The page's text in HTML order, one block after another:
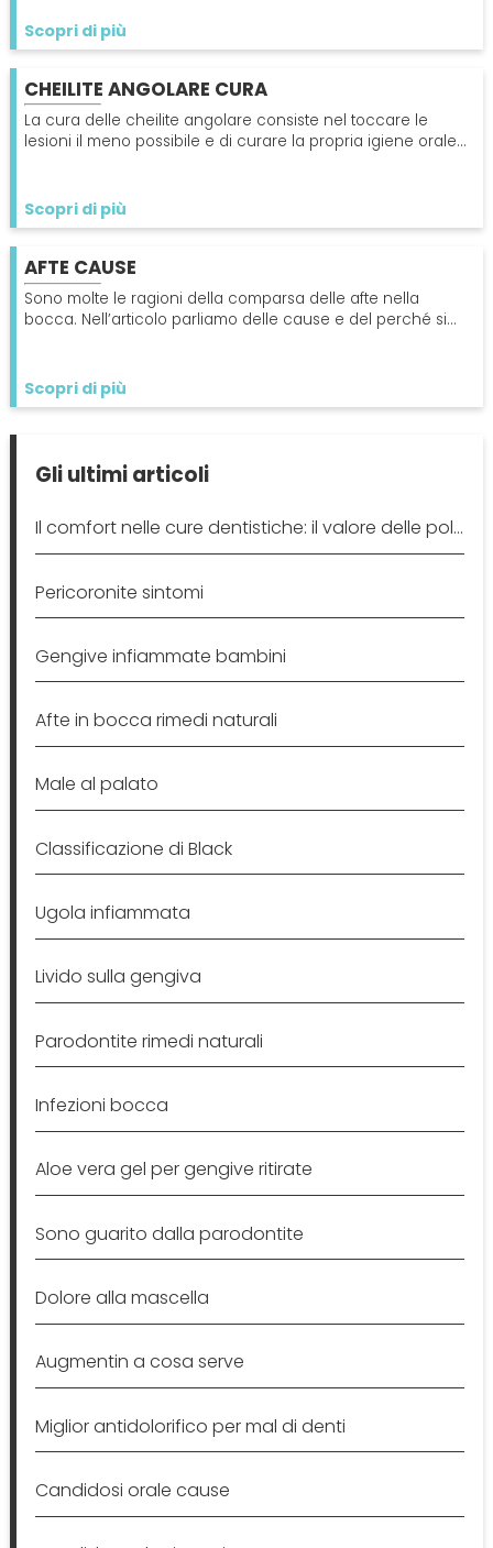
Scopri di più
CHEILITE ANGOLARE CURA
La cura delle cheilite angolare consiste nel toccare le
lesioni il meno possibile e di curare la propria igiene orale
Scopri di più
AFTE CAUSE
Sono molte le ragioni della comparsa delle afte nella
bocca. Nell’articolo parliamo delle cause e del perché si
Scopri di più
Gli ultimi articoli
Il comfort nelle cure dentistiche: il valore delle poltrone
Pericoronite sintomi
Gengive infiammate bambini
Afte in bocca rimedi naturali
Male al palato
Classificazione di Black
Ugola infiammata
Livido sulla gengiva
Parodontite rimedi naturali
Infezioni bocca
Aloe vera gel per gengive ritirate
Sono guarito dalla parodontite
Dolore alla mascella
Augmentin a cosa serve
Miglior antidolorifico per mal di denti
Candidosi orale cause